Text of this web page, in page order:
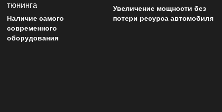
Наличие самого
современного
оборудования
Увеличение мощности без
потери ресурса автомобиля